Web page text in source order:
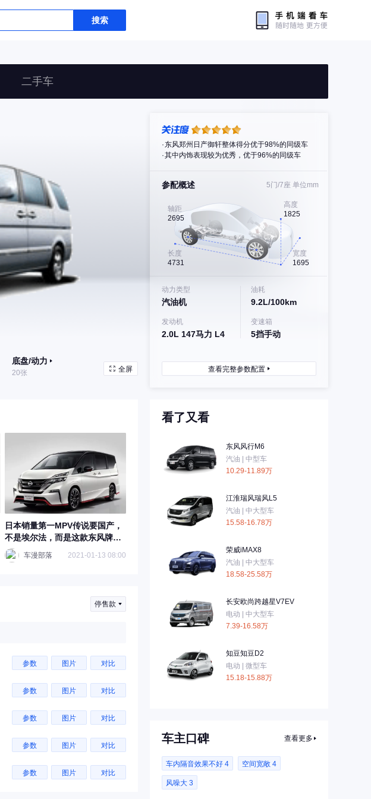
搜索
二手车
底盘/动力
20张 全屏
东风郑州日产御轩整体得分优于98%的同级车
其中内饰表现较为优秀，优于96%的同级车
参配概述 5门/7座 单位mm
轴距
2695
高度
1825
长度
4731
宽度
1695
动力类型
汽油机
油耗
9.2L/100km
发动机
2.0L 147马力 L4
变速箱
5挡手动
查看完整参数配置
日本销量第一MPV传说要国产，
不是埃尔法，而是这款东风牌马
甲
车漫部落 2021-01-13 08:00
停售款
参数 图片 对比
参数 图片 对比
参数 图片 对比
参数 图片 对比
参数 图片 对比
看了又看
东风风行M6
汽油 | 中型车
10.29-11.89万
江淮瑞风瑞风L5
汽油 | 中大型车
15.58-16.78万
荣威iMAX8
汽油 | 中大型车
18.58-25.58万
长安欧尚跨越星V7EV
电动 | 中大型车
7.39-16.58万
知豆知豆D2
电动 | 微型车
15.18-15.88万
车主口碑 查看更多
车内隔音效果不好 4 空间宽敞 4
风噪大 3